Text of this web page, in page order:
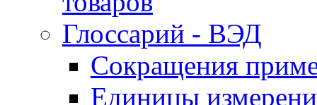
Глоссарий - ВЭД
Сокращения
Единицы